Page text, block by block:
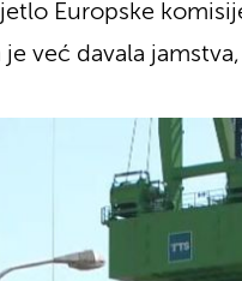
Europske
već davala